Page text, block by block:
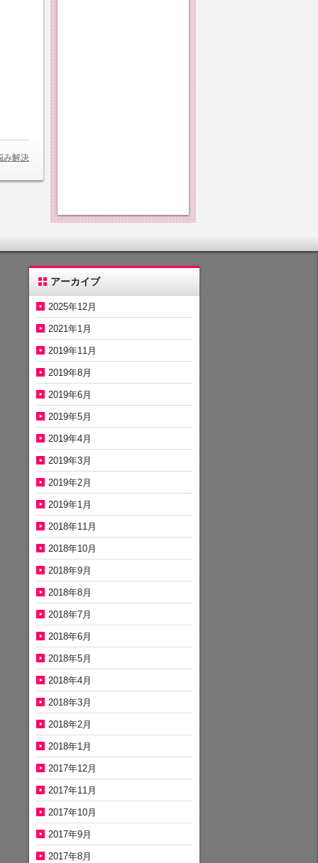
み解決
アーカイブ
2025年12月
2021年1月
2019年11月
2019年8月
2019年6月
2019年5月
2019年4月
2019年3月
2019年2月
2019年1月
2018年11月
2018年10月
2018年9月
2018年8月
2018年7月
2018年6月
2018年5月
2018年4月
2018年3月
2018年2月
2018年1月
2017年12月
2017年11月
2017年10月
2017年9月
2017年8月